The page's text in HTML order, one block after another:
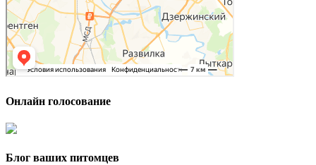
Онлайн голосование
Блог ваших питомцев